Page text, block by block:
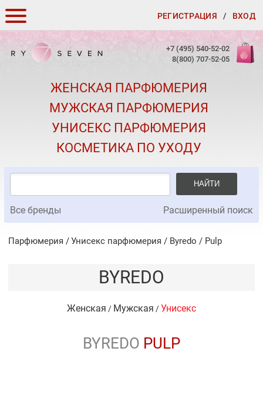
РЕГИСТРАЦИЯ / ВХОД
КАК ЗАКАЗАТЬ
СКИДКИ
КОНТАКТЫ
О КАЧЕСТВЕ
ПОДАРКИ К ЗАКАЗАМ
+7 (495) 540-52-02
8(800) 707-52-05
ЖЕНСКАЯ ПАРФЮМЕРИЯ
МУЖСКАЯ ПАРФЮМЕРИЯ
УНИСЕКС ПАРФЮМЕРИЯ
КОСМЕТИКА ПО УХОДУ
НАЙТИ
Все бренды Расширенный поиск
Парфюмерия Унисекс парфюмерия / Byredo / Pulp
BYREDO
Женская / Мужская /Унисекс
BYREDO PULP